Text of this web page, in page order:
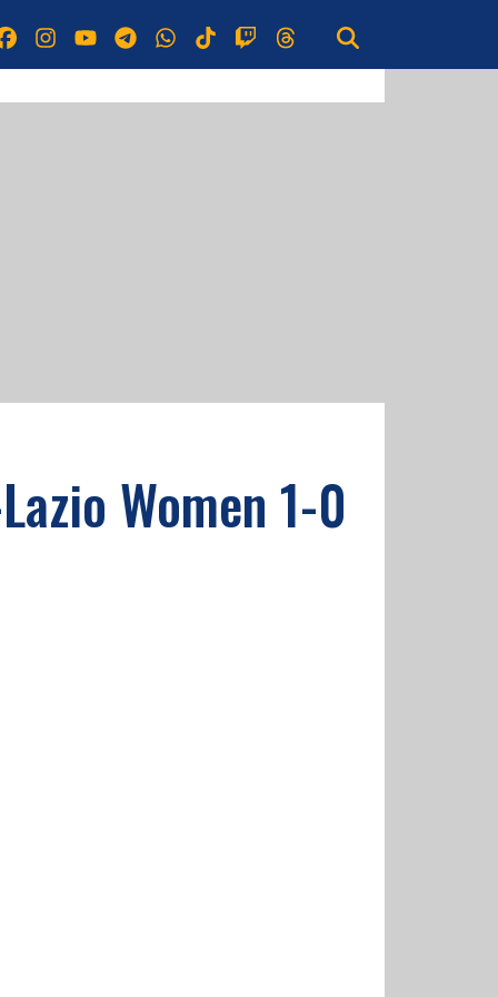
Women 1-0